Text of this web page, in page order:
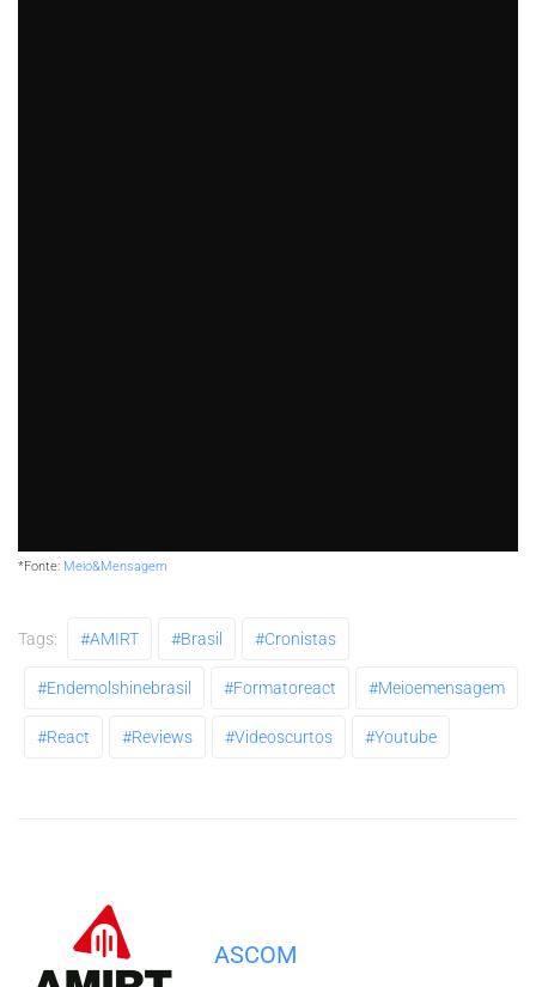
*Fonte: Meio&Mensagem
Tags: #AMIRT #brasil #cronistas
#endemolshinebrasil #formatoreact #meioemensagem
#react #reviews #videoscurtos #youtube
ASCOM